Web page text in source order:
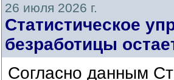
26 июля 2026 г.
Статистическое
безработицы
Согласно данным